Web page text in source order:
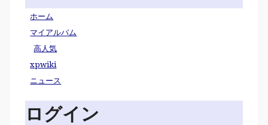
ホーム
マイアルバム
高人気
xpwiki
ニュース
ログイン